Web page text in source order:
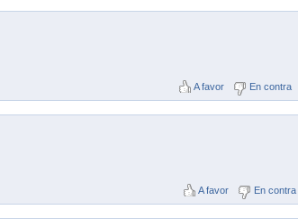
A favor En contra
A favor En contra